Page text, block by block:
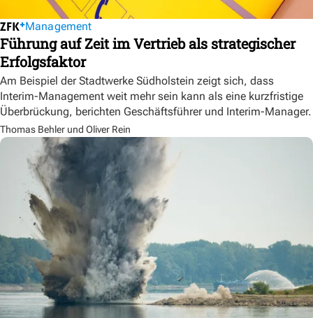
Management
Führung auf Zeit im Vertrieb als strategischer
Erfolgsfaktor
Am Beispiel der Stadtwerke Südholstein zeigt sich, dass
Interim-Management weit mehr sein kann als eine kurzfristige
Überbrückung, berichten Geschäftsführer und Interim-Manager.
Thomas Behler und Oliver Rein